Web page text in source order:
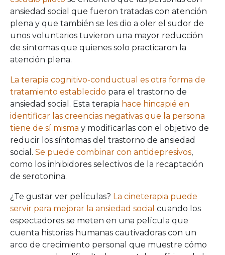
ansiedad social que fueron tratadas con atención
plena y que también se les dio a oler el sudor de
unos voluntarios tuvieron una mayor reducción
de síntomas que quienes solo practicaron la
atención plena.
La terapia cognitivo-conductual es otra forma de
tratamiento establecido para el trastorno de
ansiedad social. Esta terapia hace hincapié en
identificar las creencias negativas que la persona
tiene de sí misma y modificarlas con el objetivo de
reducir los síntomas del trastorno de ansiedad
social. Se puede combinar con antidepresivos,
como los inhibidores selectivos de la recaptación
de serotonina.
¿Te gustar ver películas? La cineterapia puede
servir para mejorar la ansiedad social cuando los
espectadores se meten en una película que
cuenta historias humanas cautivadoras con un
arco de crecimiento personal que muestre cómo